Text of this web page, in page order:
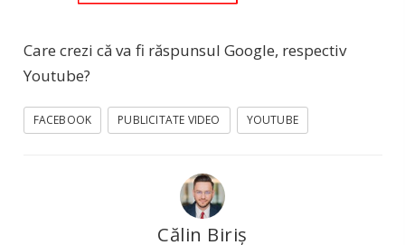
Care crezi că va fi răspunsul Google, respectiv
Youtube?
FACEBOOK PUBLICITATE VIDEO YOUTUBE
Călin Biriș